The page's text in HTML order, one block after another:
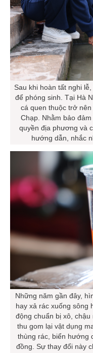
Sau khi hoàn tất nghi
để phóng sinh. Tại Hà
cá quen thuộc trở
Chạp. Nhằm bảo
quyền địa phương và
hướng dẫn, nhắc
Những năm gần đây,
hay xả rác xuống sông
động chuẩn bị xô,
thu gom lại vật dụng
thùng rác, biển hướng
đồng. Sự thay đổi này